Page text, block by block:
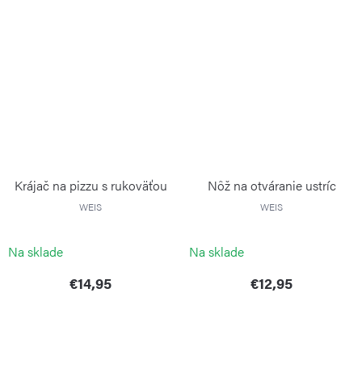
Krájač na pizzu s rukoväťou
WEIS
Na sklade
€14,95
Nôž na otváranie ustríc
WEIS
Na sklade
€12,95